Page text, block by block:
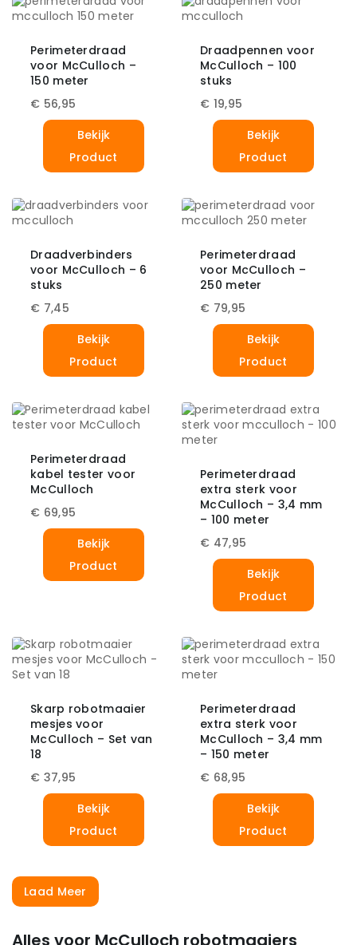
Perimeterdraad
voor McCulloch –
150 meter
€ 56,95
Bekijk
Product
Draadpennen voor
McCulloch – 100
stuks
€ 19,95
Bekijk
Product
Draadverbinders
voor McCulloch – 6
stuks
€ 7,45
Bekijk
Product
Perimeterdraad
voor McCulloch –
250 meter
€ 79,95
Bekijk
Product
Perimeterdraad
kabel tester voor
McCulloch
€ 69,95
Bekijk
Product
Perimeterdraad
extra sterk voor
McCulloch – 3,4 mm
– 100 meter
€ 47,95
Bekijk
Product
Skarp robotmaaier
mesjes voor
McCulloch – Set van
18
€ 37,95
Bekijk
Product
Perimeterdraad
extra sterk voor
McCulloch – 3,4 mm
– 150 meter
€ 68,95
Bekijk
Product
Laad Meer
Alles voor McCulloch robotmaaiers